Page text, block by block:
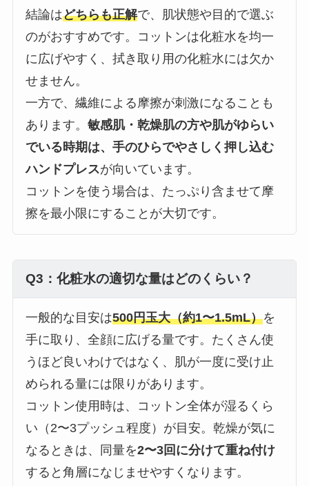
結論はどちらも正解で、肌状態や目的で選ぶ
のがおすすめです。コットンは化粧水を均一
に広げやすく、拭き取り用の化粧水には欠か
せません。
一方で、繊維による摩擦が刺激になることも
あります。 敏感肌・乾燥肌の方や肌がゆらい
でいる時期は、手のひらでやさしく押し込む
ハンドプレスが向いています。
コットンを使う場合は、たっぷり含ませて摩
擦を最小限にすることが大切です。
Q3：化粧水の適切な量はどのくらい？
一般的な目安は500円玉大（約1〜1.5mL）を
手に取り、全顔に広げる量です。たくさん使
うほど良いわけではなく、肌が一度に受け止
められる量には限りがあります。
コットン使用時は、コットン全体が湿るくら
い（2〜3プッシュ程度）が目安。乾燥が気に
なるときは、同量を2〜3回に分けて重ね付け
すると角層になじませやすくなります。